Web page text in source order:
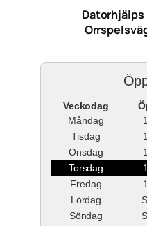
Veckodag
Måndag
Tisdag
Onsdag
Torsdag
Fredag
Lördag
Söndag